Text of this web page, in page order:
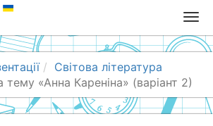
T
o
g
l
e
n
Світова література
тему «Анна Кареніна» (варіант 2)